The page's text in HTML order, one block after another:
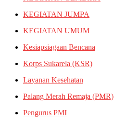
KEGIATAN JUMPA
KEGIATAN UMUM
Kesiapsiagaan Bencana
Korps Sukarela (KSR)
Layanan Kesehatan
Palang Merah Remaja (PMR)
Pengurus PMI